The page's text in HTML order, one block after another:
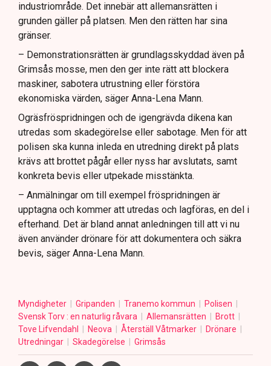
industriområde. Det innebär att allemansrätten i
grunden gäller på platsen. Men den rätten har sina
gränser.
– Demonstrationsrätten är grundlagsskyddad även på
Grimsås mosse, men den ger inte rätt att blockera
maskiner, sabotera utrustning eller förstöra
ekonomiska värden, säger Anna-Lena Mann.
Ogräsfröspridningen och de igengrävda dikena kan
utredas som skadegörelse eller sabotage. Men för att
polisen ska kunna inleda en utredning direkt på plats
krävs att brottet pågår eller nyss har avslutats, samt
konkreta bevis eller utpekade misstänkta.
– Anmälningar om till exempel fröspridningen är
upptagna och kommer att utredas och lagföras, en del i
efterhand. Det är bland annat anledningen till att vi nu
även använder drönare för att dokumentera och säkra
bevis, säger Anna-Lena Mann.
Myndigheter Gripanden Tranemo kommun
Polisen
Svensk Torv : en naturlig råvara
Allemansrätten
Brott
Tove Lifvendahl
Neova Återställ Våtmarker
Drönare
Utredningar
Skadegörelse Grimsås